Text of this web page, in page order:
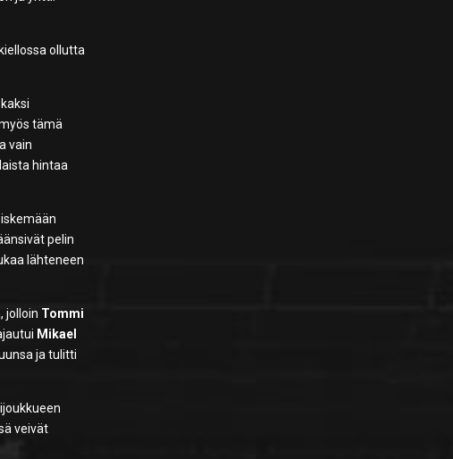
ollutta
tämä
vain
hintaa
pelin
lähteneen
jolloin Tommi
Mikael
ja tulitti
veivät